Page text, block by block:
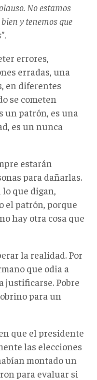
No estamos
y tenemos que
errores,
erradas, una
en diferentes
se cometen
un patrón, es una
es un nunca
estarán
para dañarlas.
que digan,
el patrón, porque
hay otra cosa que
la realidad. Por
que odia a
justificarse. Pobre
para un
que el presidente
las elecciones
montado un
para evaluar si